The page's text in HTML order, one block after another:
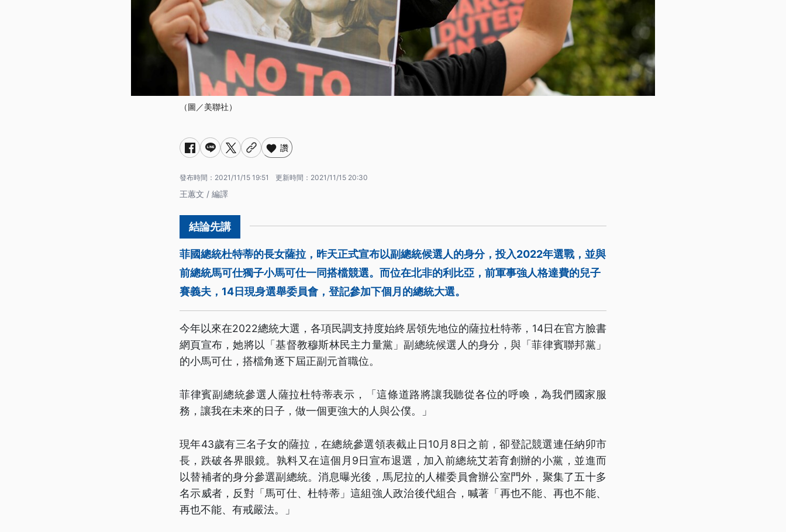
（圖／美聯社）
讚
發布時間： 2021/11/15 19:51 更新時間： 2021/11/15 20:30
王蕙文 / 編譯
菲國總統杜特蒂的長女薩拉，昨天正式宣布以副總統候選人的身分，投入2022年選戰，並與
前總統馬可仕獨子小馬可仕一同搭檔競選。而位在北非的利比亞，前軍事強人格達費的兒子
賽義夫，14日現身選舉委員會，登記參加下個月的總統大選。
今年以來在2022總統大選，各項民調支持度始終居領先地位的薩拉杜特蒂，14日在官方臉書
網頁宣布，她將以「基督教穆斯林民主力量黨」副總統候選人的身分，與「菲律賓聯邦黨」
的小馬可仕，搭檔角逐下屆正副元首職位。
菲律賓副總統參選人薩拉杜特蒂表示，「這條道路將讓我聽從各位的呼喚，為我們國家服
務，讓我在未來的日子，做一個更強大的人與公僕。」
現年43歲有三名子女的薩拉，在總統參選領表截止日10月8日之前，卻登記競選連任納卯市
長，跌破各界眼鏡。孰料又在這個月9日宣布退選，加入前總統艾若育創辦的小黨，並進而
以替補者的身分參選副總統。消息曝光後，馬尼拉的人權委員會辦公室門外，聚集了五十多
名示威者，反對「馬可仕、杜特蒂」這組強人政治後代組合，喊著「再也不能、再也不能、
再也不能、有戒嚴法。」